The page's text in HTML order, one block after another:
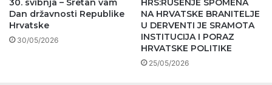
30. svibnja – Sretan vam
Dan državnosti Republike
Hrvatske
30/05/2026
HRS:RUŠENJE SPOMENA
NA HRVATSKE BRANITELJE
U DERVENTI JE SRAMOTA
INSTITUCIJA I PORAZ
HRVATSKE POLITIKE
25/05/2026